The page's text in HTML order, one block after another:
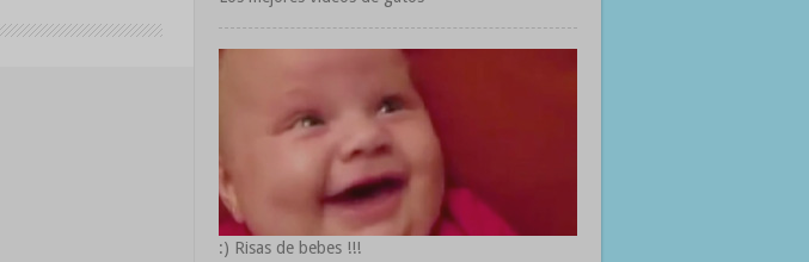
:) Risas de bebes !!!